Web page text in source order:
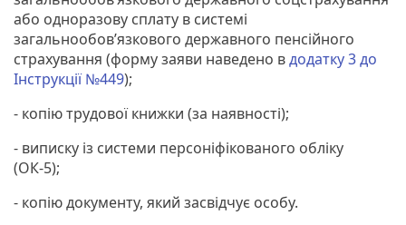
або одноразову сплату в системі
загальнообов’язкового державного пенсійного
страхування (форму заяви наведено вдодатку 3 до
Інструкції №449);
- копію трудової книжки (за наявності);
- виписку із системи персоніфікованого обліку
(ОК-5);
- копію документу, який засвідчує особу.